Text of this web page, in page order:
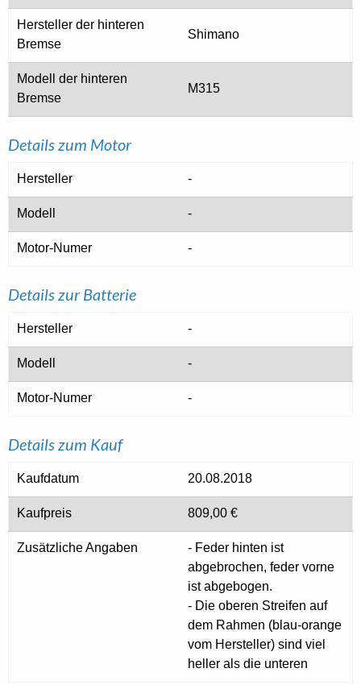
Hersteller der hinteren
Bremse
Shimano
Modell der hinteren
Bremse
M315
Details zum Motor
Hersteller -
Modell -
Motor-Numer -
Details zur Batterie
Hersteller -
Modell -
Motor-Numer -
Details zum Kauf
Kaufdatum 20.08.2018
Kaufpreis 809,00 €
Zusätzliche Angaben
- Feder hinten ist
abgebrochen, feder vorne
ist abgebogen.
- Die oberen Streifen auf
dem Rahmen (blau-orange
vom Hersteller) sind viel
heller als die unteren